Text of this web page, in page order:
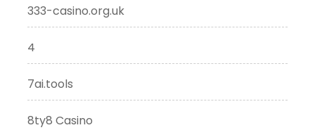
333-casino.org.uk
4
7ai.tools
8ty8 Casino